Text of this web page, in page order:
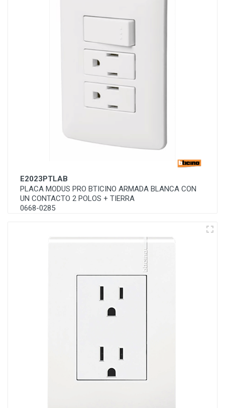
E2023PTLAB
PLACA MODUS PRO BTICINO ARMADA BLANCA CON
UN CONTACTO 2 POLOS + TIERRA
0668-0285